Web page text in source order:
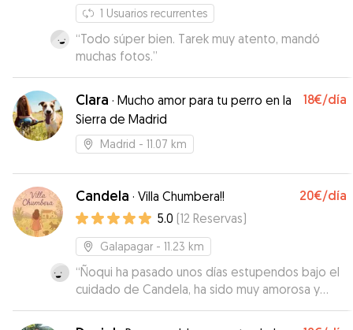
1 Usuarios recurrentes
“Todo súper bien. Tarek muy atento, mandó
muchas fotos.”
Clara · Mucho amor para tu perro en la
Sierra de Madrid
18€/día
Madrid - 11.07 km
Candela · Villa Chumbera!! 20€/día
5.0 (12 Reservas)
Galapagar - 11.23 km
“Ñoqui ha pasado unos días estupendos bajo el
cuidado de Candela, ha sido muy amorosa y
paciente con él, y el hecho de compartir tiempo
con otros perros (y conejos, cerditos, etc) lo